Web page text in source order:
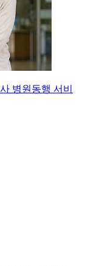
병원동행 서비